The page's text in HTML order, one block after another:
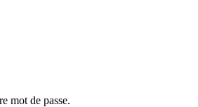
mot de passe.